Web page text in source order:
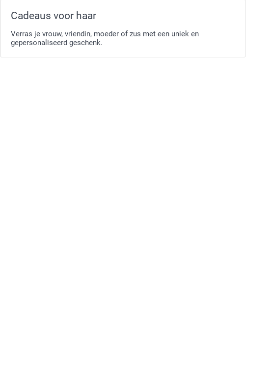
Cadeaus voor haar
Verras je vrouw, vriendin, moeder of zus met een uniek en
gepersonaliseerd geschenk.